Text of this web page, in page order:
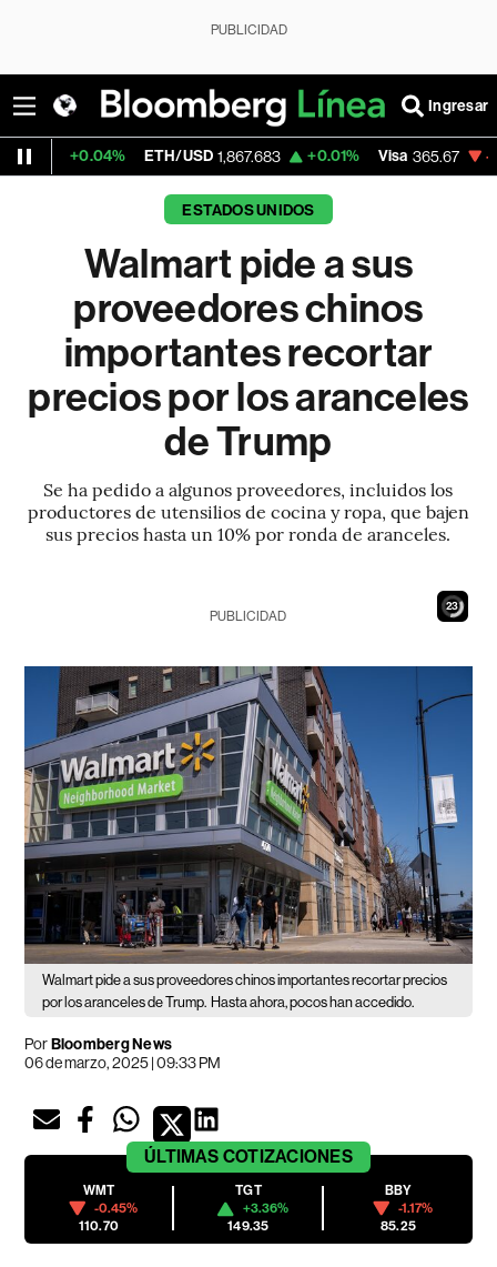
PUBLICIDAD
Ingresar
ETH/USD 1,867.683 +0.01% Visa 365.67 -0.13%
ESTADOS UNIDOS
Walmart pide a sus
proveedores chinos
importantes recortar
precios por los aranceles
de Trump
Se ha pedido a algunos proveedores, incluidos los
productores de utensilios de cocina y ropa, que bajen
sus precios hasta un 10% por ronda de aranceles.
22
PUBLICIDAD
Walmart pide a sus proveedores chinos importantes recortar precios
por los aranceles de Trump. Hasta ahora, pocos han accedido.
PorBloomberg News
06 de marzo, 2025 | 09:33 PM
ÚLTIMAS COTIZACIONES
WMT
-0.45%
110.70
TGT
+3.36%
149.35
BBY
-1.17%
85.25